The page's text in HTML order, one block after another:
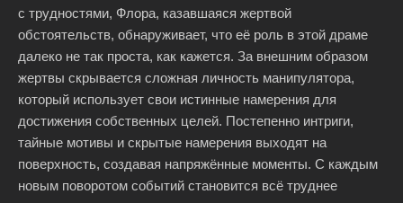
с трудностями, Флора, казавшаяся жертвой
обстоятельств, обнаруживает, что её роль в этой драме
далеко не так проста, как кажется. За внешним образом
жертвы скрывается сложная личность манипулятора,
который использует свои истинные намерения для
достижения собственных целей. Постепенно интриги,
тайные мотивы и скрытые намерения выходят на
поверхность, создавая напряжённые моменты. С каждым
новым поворотом событий становится всё труднее